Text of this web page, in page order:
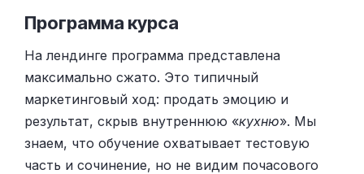
Программа курса
На лендинге программа представлена
максимально сжато. Это типичный
маркетинговый ход: продать эмоцию и
результат, скрыв внутреннюю «кухню». Мы
знаем, что обучение охватывает тестовую
часть и сочинение, но не видим почасового